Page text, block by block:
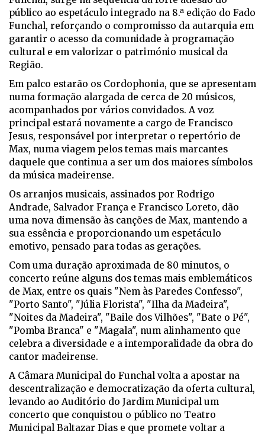
público ao espetáculo integrado na 8.ª edição do Fado
Funchal, reforçando o compromisso da autarquia em
garantir o acesso da comunidade à programação
cultural e em valorizar o património musical da
Região.
Em palco estarão os Cordophonia, que se apresentam
numa formação alargada de cerca de 20 músicos,
acompanhados por vários convidados. A voz
principal estará novamente a cargo de Francisco
Jesus, responsável por interpretar o repertório de
Max, numa viagem pelos temas mais marcantes
daquele que continua a ser um dos maiores símbolos
da música madeirense.
Os arranjos musicais, assinados por Rodrigo
Andrade, Salvador França e Francisco Loreto, dão
uma nova dimensão às canções de Max, mantendo a
sua essência e proporcionando um espetáculo
emotivo, pensado para todas as gerações.
Com uma duração aproximada de 80 minutos, o
concerto reúne alguns dos temas mais emblemáticos
de Max, entre os quais "Nem às Paredes Confesso",
"Porto Santo", "Júlia Florista", "Ilha da Madeira",
"Noites da Madeira", "Baile dos Vilhões", "Bate o Pé",
"Pomba Branca" e "Magala", num alinhamento que
celebra a diversidade e a intemporalidade da obra do
cantor madeirense.
A Câmara Municipal do Funchal volta a apostar na
descentralização e democratização da oferta cultural,
levando ao Auditório do Jardim Municipal um
concerto que conquistou o público no Teatro
Municipal Baltazar Dias e que promete voltar a